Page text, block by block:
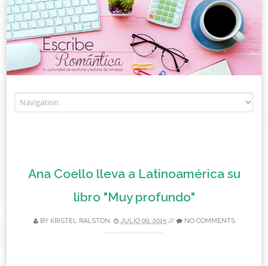
Ana Coello lleva a Latinoamérica su
libro "Muy profundo"
BY KRISTEL RALSTON JULIO 09, 2015// NO COMMENTS